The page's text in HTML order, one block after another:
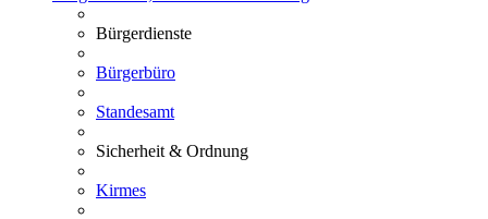
Bürgerdienste
Bürgerbüro
Standesamt
Sicherheit & Ordnung
Kirmes